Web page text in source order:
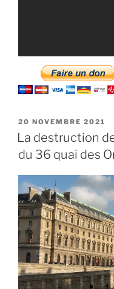
PUBLIÉ
LE
20 NOVEMBRE 2021
La destruction
du 36 quai des